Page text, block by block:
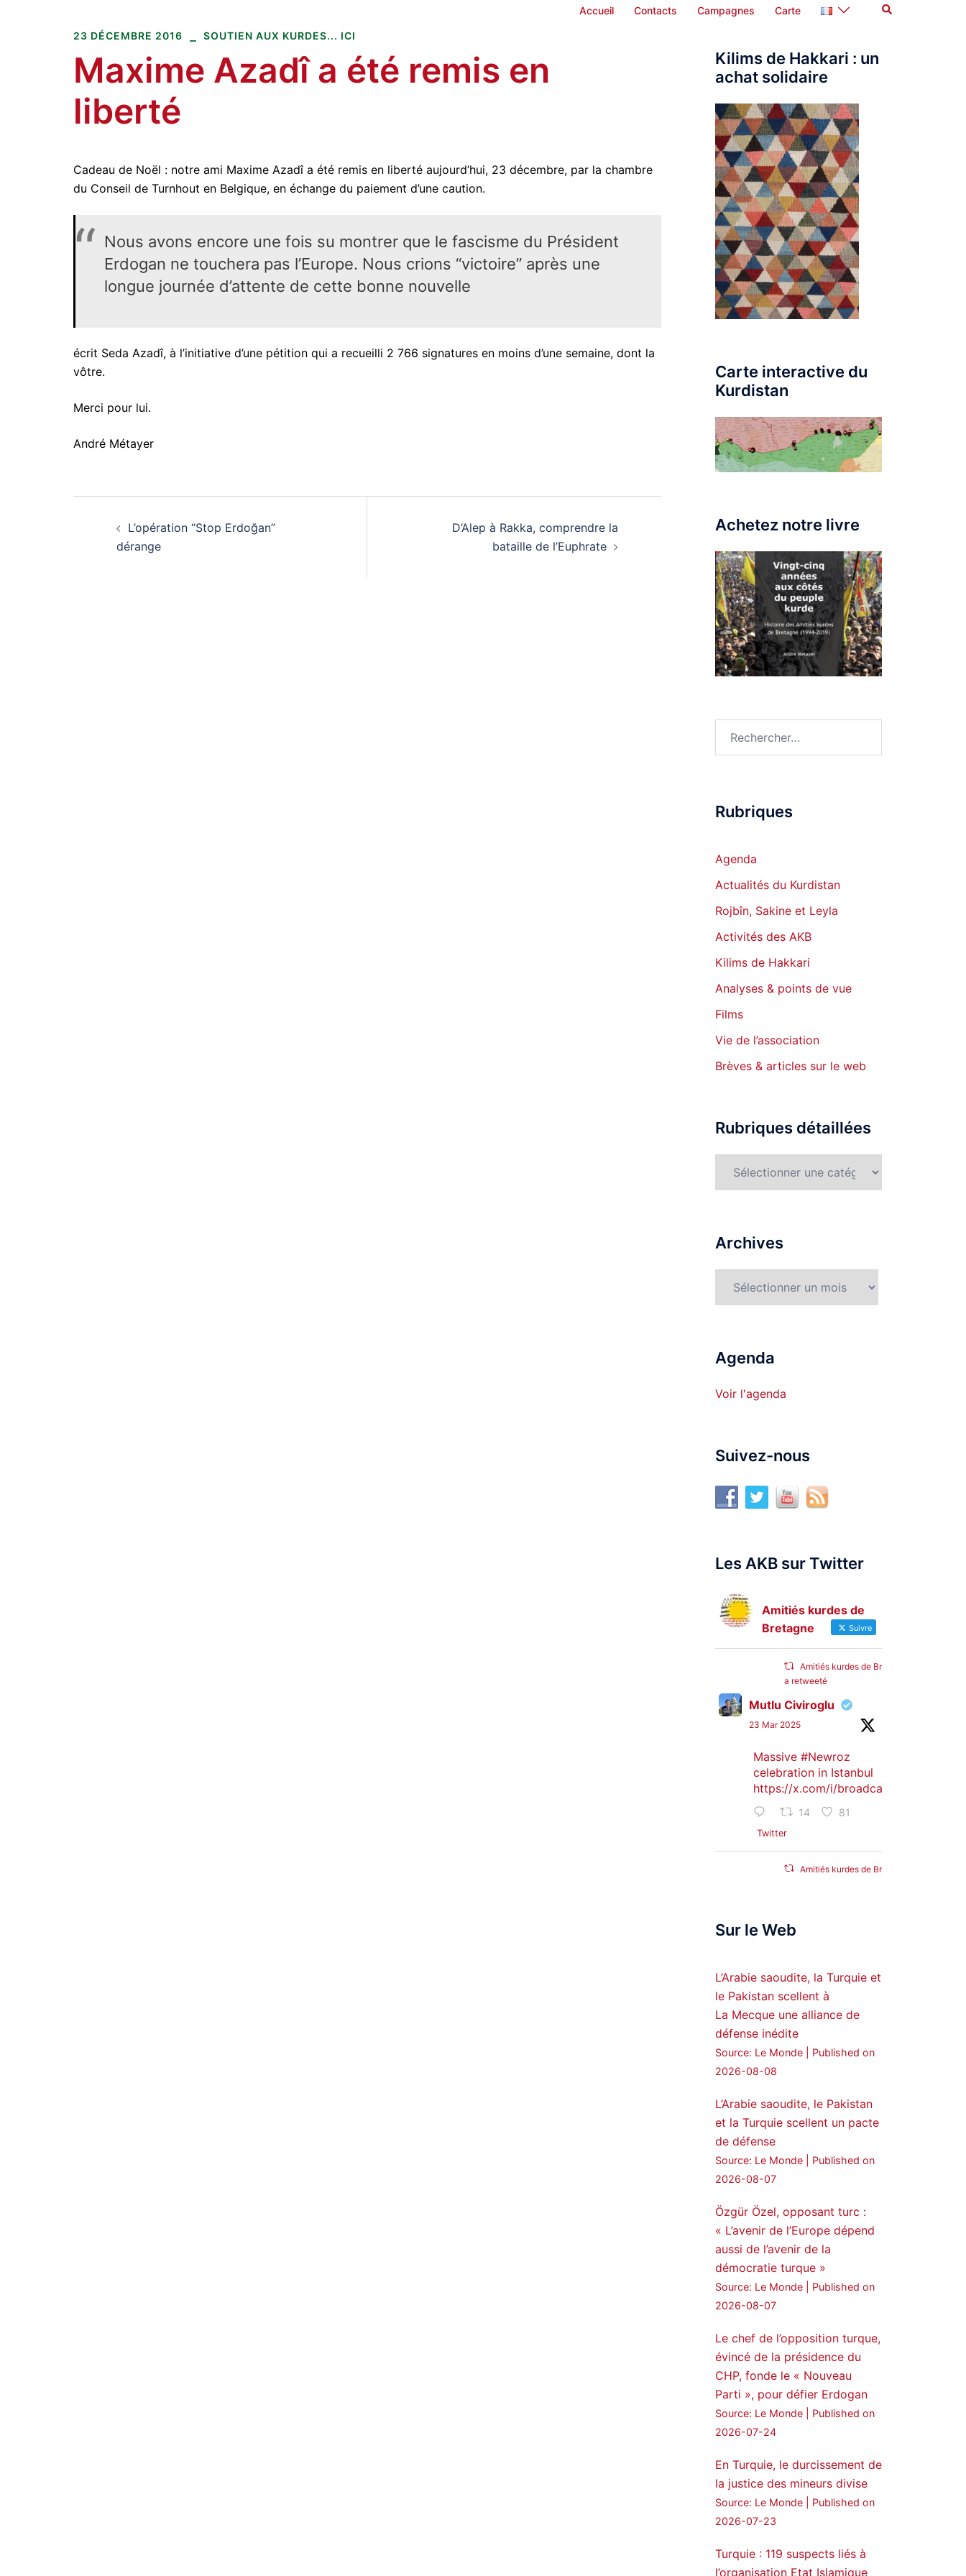
Accueil Contacts Campagnes Carte Rechercher
23 DÉCEMBRE 2016 SOUTIEN AUX KURDES... ICI
Maxime Azadî a été remis en
liberté
Cadeau de Noël : notre ami Maxime Azadî a été remis en liberté aujourd’hui, 23 décembre, par la chambre
du Conseil de Turnhout en Belgique, en échange du paiement d’une caution.
Nous avons encore une fois su montrer que le fascisme du Président
Erdogan ne touchera pas l’Europe. Nous crions “victoire” après une
longue journée d’attente de cette bonne nouvelle
écrit Seda Azadî, à l’initiative d’une pétition qui a recueilli 2 766 signatures en moins d’une semaine, dont la
vôtre.
Merci pour lui.
André Métayer
Navigation
d’article
L’opération “Stop Erdoğan”
dérange
D’Alep à Rakka, comprendre la
bataille de l’Euphrate
Kilims de Hakkari : un
achat solidaire
Carte interactive du
Kurdistan
Achetez notre livre
Rubriques
Agenda
Actualités du Kurdistan
Rojbîn, Sakine et Leyla
Activités des AKB
Kilims de Hakkari
Analyses & points de vue
Films
Vie de l’association
Brèves & articles sur le web
Rubriques détaillées
Archives
Agenda
Voir l'agenda
Suivez-nous
Les AKB sur Twitter
Amitiés kurdes de
Bretagne
Suivre
Amitiés kurdes de Bretagne
a retweeté
Mutlu Civiroglu
23 Mar 2025
Massive #Newroz
celebration in Istanbul
https://x.com/i/broadcasts/
14 81
Twitter
Amitiés kurdes de Bretagne
25 Jan 2025
Forces, SDF appoints
hauro Abgar Daoud
Syriac Military Council,
MFS as official
spokesperson. We
wish you success
ܟܫܝܪܘܬܐ ܒܘܠܝܬܐ ܚܘܪܐ
ܐܒܓܪ
28 249
Twitter
Amitiés kurdes de Bretagne
a retweeté
MedyaNews
24 Jan 2025
🔴DEM Party Imrali
on Abdullah Öcalan meeting
#AbdullahÖcalan
#PeaceProcess #ImralıIsland
🔗https://medyanews.rs/h4lwBwQ
Twitter
Voir plus...
Sur le Web
L’Arabie saoudite, la Turquie et
le Pakistan scellent à
La Mecque une alliance de
défense inédite
Source: Le Monde
Published on
2026-08-08
L’Arabie saoudite, le Pakistan
et la Turquie scellent un pacte
de défense
Source: Le Monde
Published on
2026-08-07
Özgür Özel, opposant turc :
« L’avenir de l’Europe dépend
aussi de l’avenir de la
démocratie turque »
Source: Le Monde
Published on
2026-08-07
Le chef de l’opposition turque,
évincé de la présidence du
CHP, fonde le « Nouveau
Parti », pour défier Erdogan
Source: Le Monde
Published on
2026-07-24
En Turquie, le durcissement de
la justice des mineurs divise
Source: Le Monde
Published on
2026-07-23
Turquie : 119 suspects liés à
l’organisation Etat Islamique